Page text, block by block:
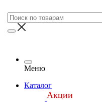
Меню
Каталог
Акции